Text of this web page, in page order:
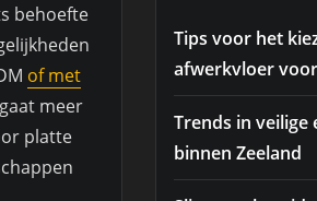
behoefte
of met
meer
platte
Tips voor het
afwerkvloer
Trends in
binnen Zeeland